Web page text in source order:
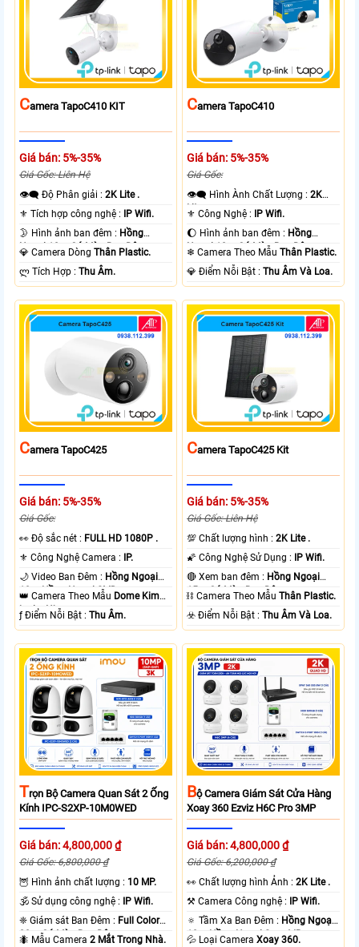
CAmera TapoC410 KIT
Giá bán: 5%-35%
Giá Gốc: Liên Hệ
👁️‍🗨 Độ Phân giải :2K Lite .
⚜️ Tích hợp công nghệ :
IP Wifi.
🌛 Hình ảnh ban đêm : Hồng
Ngoại 10m Có Màu Ban Ðêm.
💎 Camera DòngThân Plastic.
️ლ Tích Hợp :Thu Âm.
CAmera TapoC410
Giá bán: 5%-35%
Giá Gốc:
👁️‍🗨 Hình Ành Chất Lượng :2K
Lite .
⚜️ Công Nghệ :
IP Wifi.
🌔 Hình ảnh ban đêm : Hồng
Ngoại 10m Có Màu Ban Ðêm.
❄ Camera Theo MẫuThân Plastic.
️💎 Điểm Nỗi Bật :Thu Âm Và Loa.
CAmera TapoC425
Giá bán: 5%-35%
Giá Gốc:
️👀 Độ sắc nét : FULL HD 1080P .
⚜️ Công Nghệ Camera :
IP.
🌙 Video Ban Đêm : Hồng Ngoại
10m Hồng Ngoại SMD.
👑 Camera Theo Mẫu Dome Kim
loại + Nhựa.
️ƒ Điểm Nỗi Bật :Thu Âm.
CAmera TapoC425 Kit
Giá bán: 5%-35%
Giá Gốc: Liên Hệ
💯 Chất lượng hình :2K Lite .
🌠 Công Nghệ Sử Dụng :
IP Wifi.
🔴 Xem ban đêm : Hồng Ngoại
15m Có Màu Ban Ðêm.
⛓ Camera Theo MẫuThân Plastic.
️☣️ Điểm Nỗi Bật :Thu Âm Và Loa.
TRọn Bộ Camera Quan Sát 2 Ống
Kính IPC-S2XP-10M0WED
Giá bán: 4,800,000 ₫
Giá Gốc: 6,800,000 ₫
🦉 Hình ảnh chất lượng : 10 MP.
🕉️ Sử dụng công nghệ :
IP Wifi.
❈ Giám sát Ban Đêm : Full Color
20m Có Màu Ban Ðêm.
🐜 Mẫu Camera2 Mắt Trong Nhà.
BỘ Camera Giám Sát Cửa Hàng
Xoay 360 Ezviz H6C Pro 3MP
Giá bán: 4,800,000 ₫
Giá Gốc: 6,200,000 ₫
️👀 Chất lượng hình Ảnh :2K Lite .
⚒ Camera Công nghệ :
IP Wifi.
🔅 Tầm Xa Ban Đêm : Hồng Ngoại
10m Hồng Ngoại Smart IR.
💦 Loại CameraXoay 360.